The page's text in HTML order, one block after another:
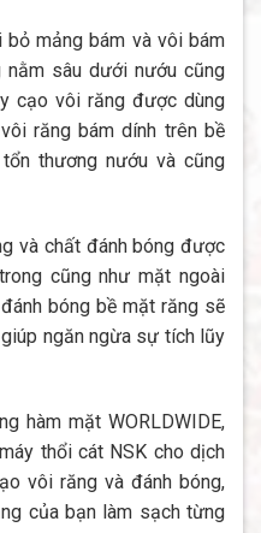
mảng bám và vôi bám
sâu dưới nướu cũng
cạo vôi răng được dùng
răng bám dính trên bề
thương nướu và cũng
và chất đánh bóng được
cũng như mặt ngoài
bóng bề mặt răng sẽ
ngăn ngừa sự tích lũy
hàm mặt WORLDWIDE,
thổi cát NSK cho dịch
vôi răng và đánh bóng,
của bạn làm sạch từng